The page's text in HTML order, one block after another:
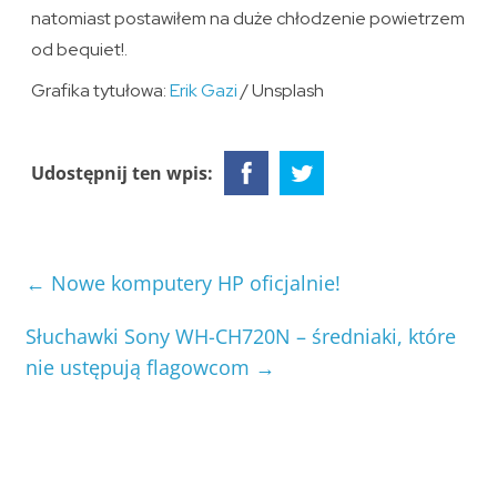
natomiast postawiłem na duże chłodzenie powietrzem
od bequiet!.
Grafika tytułowa:Erik Gazi/ Unsplash
Udostępnij ten wpis:
← Nowe komputery HP oficjalnie!
Słuchawki Sony WH-CH720N – średniaki, które
nie ustępują flagowcom →